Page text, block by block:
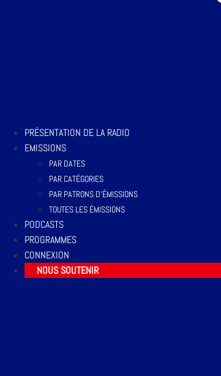
PRÉSENTATION DE LA RADIO
EMISSIONS
PAR DATES
PAR CATÉGORIES
PAR PATRONS D’ÉMISSIONS
TOUTES LES ÉMISSIONS
PODCASTS
PROGRAMMES
CONNEXION
NOUS SOUTENIR